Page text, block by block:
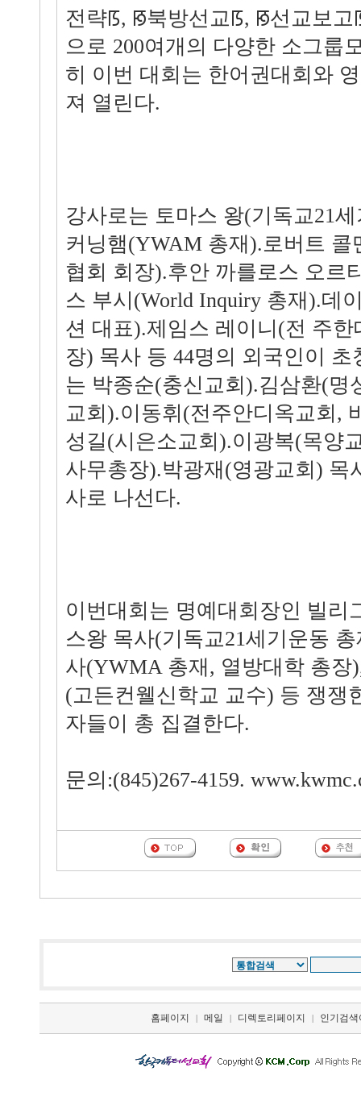
전략ꡑ, ꡐ북방선교ꡑ, ꡐ선교보고
으로 200여개의 다양한 소그룹
히 이번 대회는 한어권대회와
져 열린다.
강사로는 토마스 왕(기독교21
커닝햄(YWAM 총재).로버트 콜
협회 회장).후안 까를로스 오르
스 부시(World Inquiry 총재).데
션 대표).제임스 레이니(전 주
장) 목사 등 44명의 외국인이
는 박종순(충신교회).김삼환(명
교회).이동휘(전주안디옥교회,
성길(시은소교회).이광복(목양
사무총장).박광재(영광교회) 목
사로 나선다.
이번대회는 명예대회장인 빌리
스왕 목사(기독교21세기운동
사(YWMA 총재, 열방대학 총장
(고든컨웰신학교 교수) 등 쟁쟁
자들이 총 집결한다.
문의:(845)267-4159.
홈페이지 | 메일 | 디렉토리페이지 | 인기검색